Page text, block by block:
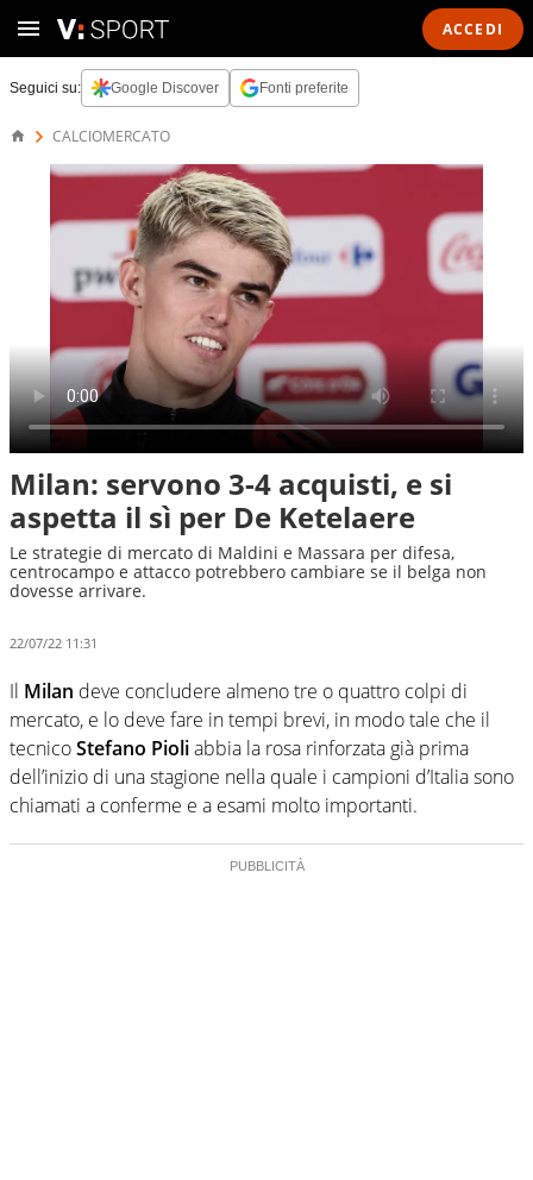
ACCEDI
Seguici su: Google Discover Fonti preferite
CALCIOMERCATO
Milan: servono 3-4 acquisti, e si
aspetta il sì per De Ketelaere
Le strategie di mercato di Maldini e Massara per difesa,
centrocampo e attacco potrebbero cambiare se il belga non
dovesse arrivare.
22/07/22 11:31
Il Milan deve concludere almeno tre o quattro colpi di
mercato, e lo deve fare in tempi brevi, in modo tale che il
tecnicoStefano Pioliabbia la rosa rinforzata già prima
dell’inizio di una stagione nella quale i campioni d’Italia sono
chiamati a conferme e a esami molto importanti.